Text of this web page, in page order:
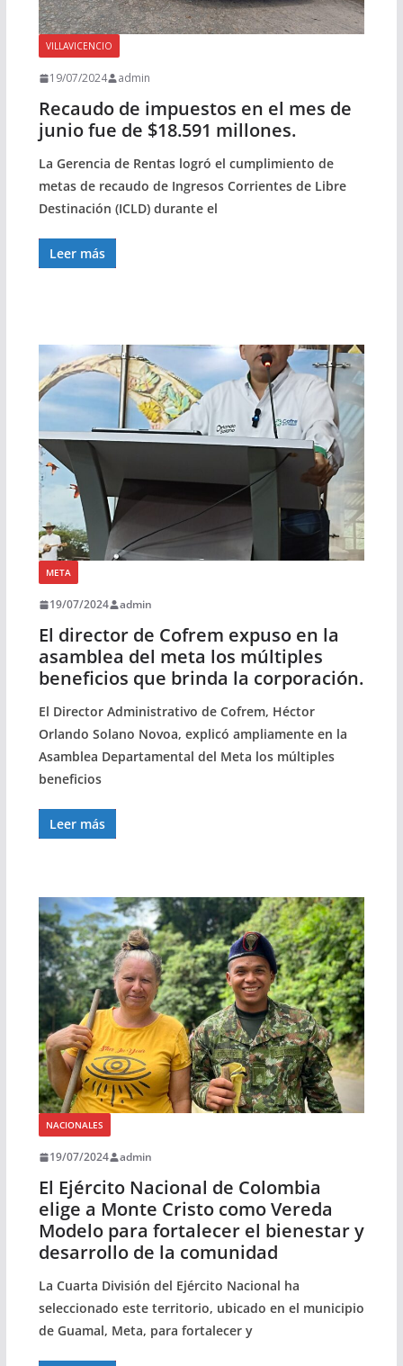
VILLAVICENCIO
19/07/2024 admin
Recaudo de impuestos en el mes de
junio fue de $18.591 millones.
La Gerencia de Rentas logró el cumplimiento de
metas de recaudo de Ingresos Corrientes de Libre
Destinación (ICLD) durante el
Leer más
META
19/07/2024 admin
El director de Cofrem expuso en la
asamblea del meta los múltiples
beneficios que brinda la corporación.
El Director Administrativo de Cofrem, Héctor
Orlando Solano Novoa, explicó ampliamente en la
Asamblea Departamental del Meta los múltiples
beneficios
Leer más
NACIONALES
19/07/2024 admin
El Ejército Nacional de Colombia
elige a Monte Cristo como Vereda
Modelo para fortalecer el bienestar y
desarrollo de la comunidad
La Cuarta División del Ejército Nacional ha
seleccionado este territorio, ubicado en el municipio
de Guamal, Meta, para fortalecer y